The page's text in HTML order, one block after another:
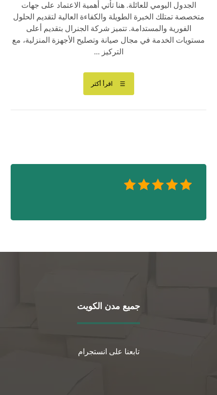
الجدول اليومي للعائلة. هنا تأتي أهمية الاعتماد على جهات
متخصصة تمتلك الخبرة الطويلة والكفاءة العالية لتقديم الحلول
الفورية والمستدامة. تتميز شركة الجنرال بتقديم أعلى
مستويات الخدمة في مجال صيانة وتصليح الأجهزة المنزلية، مع
التركيز ...
اقرأ أكثر
جميع مدن الكويت
تابعنا على انستجرام